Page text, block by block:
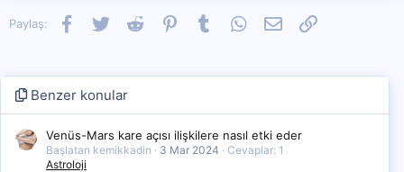
Paylaş: Facebook
TwitterReddit PinterestTumblrWhatsApp
E-postaLink
Benzer konular
Venüs-Mars kare açısı ilişkilere nasıl etki eder
Başlatan kemikkadin 3 Mar 2024
Cevaplar: 1
Astroloji